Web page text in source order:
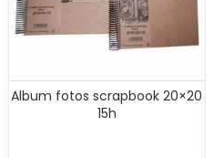
Album fotos scrapbook 20×20
15h